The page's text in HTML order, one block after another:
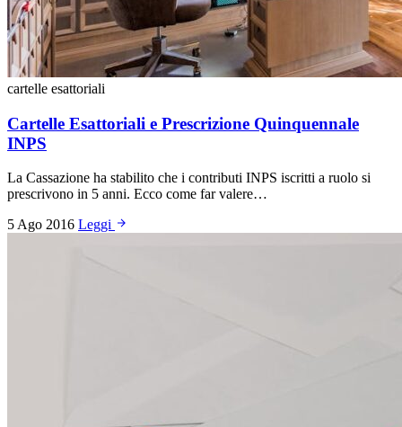
cartelle esattoriali
Cartelle Esattoriali e Prescrizione Quinquennale
INPS
La Cassazione ha stabilito che i contributi INPS iscritti a ruolo si
prescrivono in 5 anni. Ecco come far valere…
5 Ago 2016 Leggi